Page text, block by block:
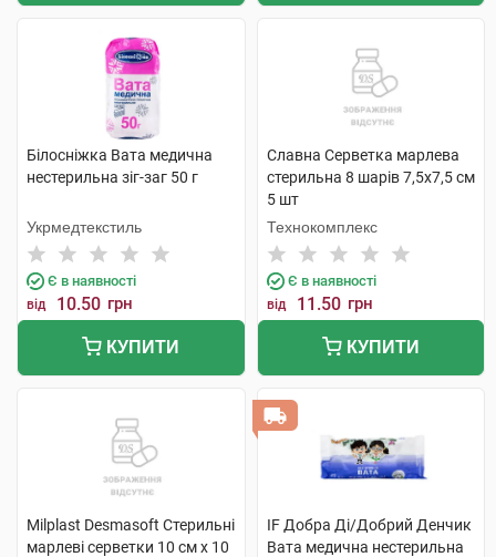
Білосніжка Вата медична
нестерильна зіг-заг 50 г
Укрмедтекстиль
Є в наявності
від 10.50 грн
КУПИТИ
Славна Серветка марлева
стерильна 8 шарів 7,5х7,5 см
5 шт
Технокомплекс
Є в наявності
від 11.50 грн
КУПИТИ
Milplast Desmasoft Стерильні
марлеві серветки 10 см x 10
IF Добра Ді/Добрий Денчик
Вата медична нестерильна